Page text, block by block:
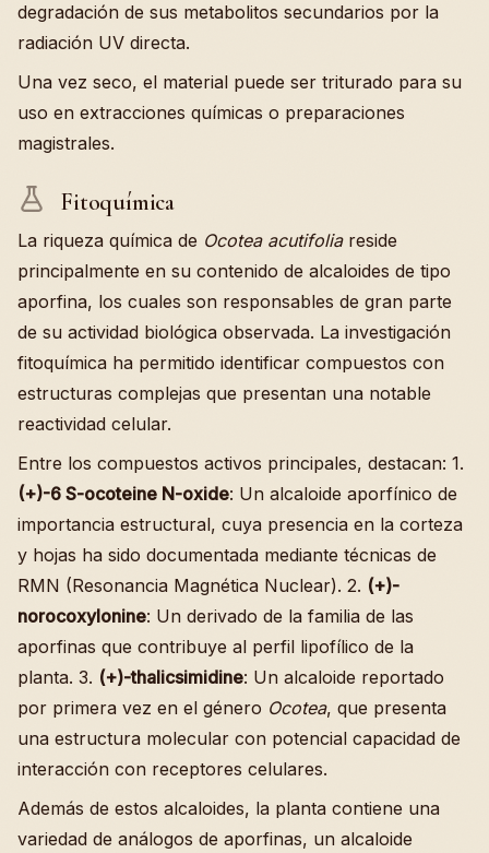
degradación de sus metabolitos secundarios por la
radiación UV directa.
Una vez seco, el material puede ser triturado para su
uso en extracciones químicas o preparaciones
magistrales.
Fitoquímica
La riqueza química de Ocotea acutifoliareside
principalmente en su contenido de alcaloides de tipo
aporfina, los cuales son responsables de gran parte
de su actividad biológica observada. La investigación
fitoquímica ha permitido identificar compuestos con
estructuras complejas que presentan una notable
reactividad celular.
Entre los compuestos activos principales, destacan: 1.
(+)-6 S-ocoteine N-oxide: Un alcaloide aporfínico de
importancia estructural, cuya presencia en la corteza
y hojas ha sido documentada mediante técnicas de
RMN (Resonancia Magnética Nuclear). 2. (+)-
norocoxylonine: Un derivado de la familia de las
aporfinas que contribuye al perfil lipofílico de la
planta. 3. (+)-thalicsimidine: Un alcaloide reportado
por primera vez en el género Ocotea, que presenta
una estructura molecular con potencial capacidad de
interacción con receptores celulares.
Además de estos alcaloides, la planta contiene una
variedad de análogos de aporfinas, un alcaloide